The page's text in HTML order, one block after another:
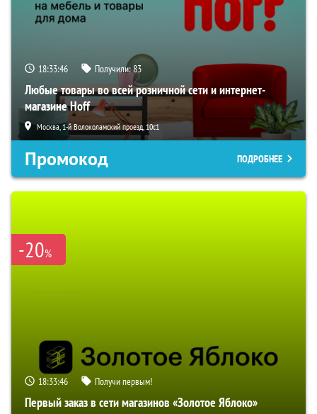
18:33:45 Получили:83
Любые товары во всей розничной сети и интернет-
магазине Hoff
Москва, 1-й Волоколамский проезд, 10с1
Промокод ПОДРОБНЕЕ
-20%
18:33:45 Получи первым!
Первый заказ в сети магазинов «Золотое Яблоко»